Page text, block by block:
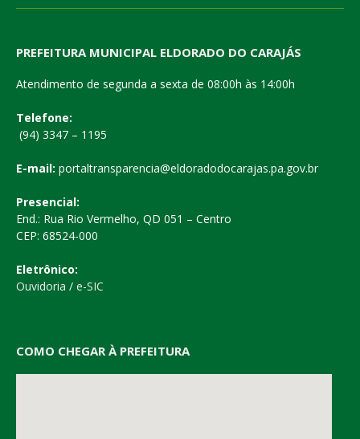
PREFEITURA MUNICIPAL ELDORADO DO CARAJÁS
Atendimento de segunda a sexta de 08:00h às 14:00h
Telefone:
(94) 3347 – 1195
E-mail: portaltransparencia@eldoradodocarajas.pa.gov.br
Presencial:
End.: Rua Rio Vermelho, QD 051 – Centro
CEP: 68524-000
Eletrônico:
Ouvidoria / e-SIC
COMO CHEGAR À PREFEITURA